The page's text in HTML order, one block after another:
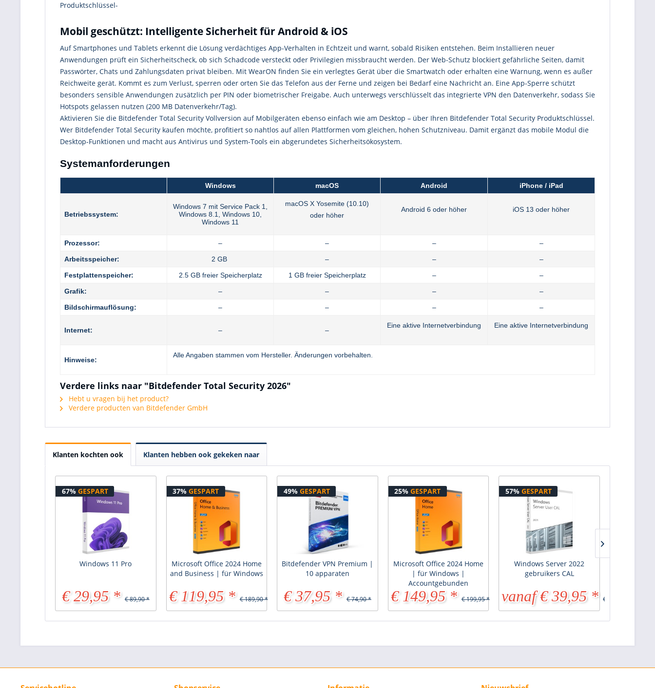
Produktschlüssel-
Mobil geschützt: Intelligente Sicherheit für Android & iOS
Auf Smartphones und Tablets erkennt die Lösung verdächtiges App-Verhalten in Echtzeit und warnt, sobald Risiken entstehen. Beim Installieren neuer
Anwendungen prüft ein Sicherheitscheck, ob sich Schadcode versteckt oder Privilegien missbraucht werden. Der Web-Schutz blockiert gefährliche Seiten, damit
Passwörter, Chats und Zahlungsdaten privat bleiben. Mit WearON finden Sie ein verlegtes Gerät über die Smartwatch oder erhalten eine Warnung, wenn es außer
Reichweite gerät. Kommt es zum Verlust, sperren oder orten Sie das Telefon aus der Ferne und zeigen bei Bedarf eine Nachricht an. Eine App-Sperre schützt
besonders sensible Anwendungen zusätzlich per PIN oder biometrischer Freigabe. Auch unterwegs verschlüsselt das integrierte VPN den Datenverkehr, sodass Sie
Hotspots gelassen nutzen (200 MB Datenverkehr/Tag).
Aktivieren Sie die Bitdefender Total Security Vollversion auf Mobilgeräten ebenso einfach wie am Desktop – über Ihren Bitdefender Total Security Produktschlüssel.
Wer Bitdefender Total Security kaufen möchte, profitiert so nahtlos auf allen Plattformen vom gleichen, hohen Schutzniveau. Damit ergänzt das mobile Modul die
Desktop-Funktionen und macht aus Antivirus und System-Tools ein abgerundetes Sicherheitsökosystem.
Systemanforderungen
Windows macOS Android iPhone / iPad
Betriebssystem:
Windows 7 mit Service Pack 1,
Windows 8.1, Windows 10,
Windows 11
macOS X Yosemite (10.10)
oder höher
Android 6 oder höher iOS 13 oder höher
Prozessor: – – – –
Arbeitsspeicher: 2 GB – – –
Festplattenspeicher: 2.5 GB freier Speicherplatz 1 GB freier Speicherplatz – –
Grafik: – – – –
Bildschirmauflösung: – – – –
Internet: – –
Eine aktive Internetverbindung Eine aktive Internetverbindung
Hinweise:
Alle Angaben stammen vom Hersteller. Änderungen vorbehalten.
Verdere links naar "Bitdefender Total Security 2026"
Hebt u vragen bij het product?
Verdere producten van Bitdefender GmbH
Klanten kochten ook Klanten hebben ook gekeken naar
67% GESPART
Windows 11 Pro
€ 29,95 * € 89,90 *
37%GESPART
Microsoft Office 2024 Home
and Business | für Windows
€ 119,95 * € 189,90 *
49% GESPART
Bitdefender VPN Premium |
10 apparaten
€ 37,95 * € 74,90 *
25%GESPART
Microsoft Office 2024 Home
| für Windows |
Accountgebunden
€ 149,95 * € 199,95 *
57% GESPART
Windows Server 2022
gebruikers CAL
vanaf € 39,95 * € 91,90 *